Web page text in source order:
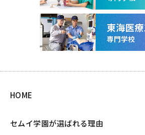
HOME
セムイ学園が選ばれる理由